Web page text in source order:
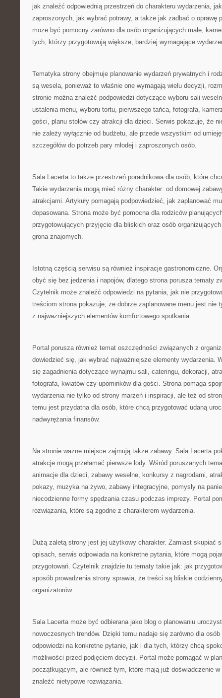
jak znaleźć odpowiednią przestrzeń do charakteru wydarzenia,
zaproszonych, jak wybrać potrawy, a także jak zadbać o oprawę
może być pomocny zarówno dla osób organizujących małe,
tych, którzy przygotowują większe, bardziej wymagające
Tematyka strony obejmuje planowanie wydarzeń prywatnych i
są wesela, ponieważ to właśnie one wymagają wielu decyzji,
stronie można znaleźć podpowiedzi dotyczące wyboru sali
ustalenia menu, wyboru tortu, pierwszego tańca, fotografa,
gości, planu stołów czy atrakcji dla dzieci. Serwis pokazuje, że
nie zależy wyłącznie od budżetu, ale przede wszystkim od
szczegółów do potrzeb pary młodej i zaproszonych osób.
Sala Lacerta to także przestrzeń poradnikowa dla osób, które
Takie wydarzenia mogą mieć różny charakter: od domowej
atrakcjami. Artykuły pomagają podpowiedzieć, jak zaplanować
dopasowana. Strona może być pomocna dla rodziców
przygotowujących przyjęcie dla bliskich oraz osób
grona znajomych.
Istotną częścią serwisu są również inspiracje gastronomiczne.
obyć się bez jedzenia i napojów, dlatego strona porusza tematy
Czytelnik może znaleźć odpowiedzi na pytania, jak nie
treściom strona pokazuje, że dobrze zaplanowane menu jest nie
z najważniejszych elementów komfortowego spotkania.
Portal porusza również temat oszczędności związanych z
dowiedzieć się, jak wybrać najważniejsze elementy wydarzenia.
się zagadnienia dotyczące wynajmu sali, cateringu, dekoracji,
fotografa, kwiatów czy upominków dla gości. Strona pomaga
wydarzenia nie tylko od strony marzeń i inspiracji, ale też od
temu jest przydatna dla osób, które chcą przygotować udaną
nadwyrężania finansów.
Na stronie ważne miejsce zajmują także zabawy. Sala Lacerta
atrakcje mogą przełamać pierwsze lody. Wśród poruszanych
animacje dla dzieci, zabawy weselne, konkursy z nagrodami,
pokazy, muzyka na żywo, zabawy integracyjne, pomysły na
niecodzienne formy spędzania czasu podczas imprezy. Portal
rozwiązania, które są zgodne z charakterem wydarzenia.
Dużą zaletą strony jest jej użytkowy charakter. Zamiast skupiać
opisach, serwis odpowiada na konkretne pytania, które mogą
przygotowań. Czytelnik znajdzie tu tematy takie jak: jak
sposób prowadzenia strony sprawia, że treści są bliskie
organizatorów.
Sala Lacerta może być odbierana jako blog o planowaniu
nowoczesnych trendów. Dzięki temu nadaje się zarówno dla
odpowiedzi na konkretne pytanie, jak i dla tych, którzy chcą
możliwości przed podjęciem decyzji. Portal może pomagać w
początkującym, ale również tym, które mają już doświadczenie
znaleźć nietypowe rozwiązania.